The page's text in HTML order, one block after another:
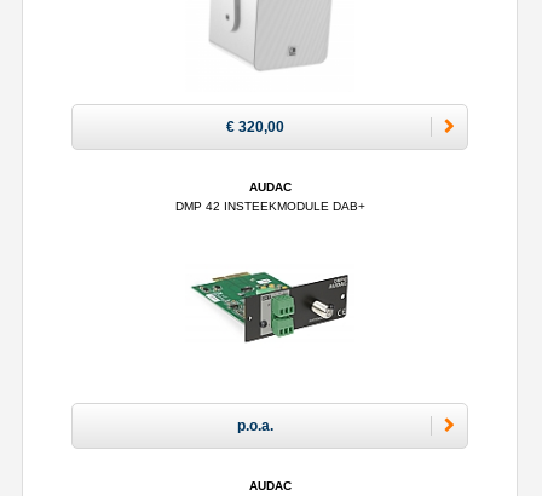
€ 320,00
AUDAC
DMP 42 INSTEEKMODULE DAB+
p.o.a.
AUDAC